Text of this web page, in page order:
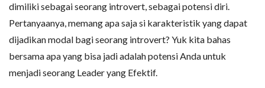
dimiliki sebagai seorang introvert, sebagai potensi diri.
Pertanyaanya, memang apa saja si karakteristik yang dapat
dijadikan modal bagi seorang introvert? Yuk kita bahas
bersama apa yang bisa jadi adalah potensi Anda untuk
menjadi seorang Leader yang Efektif.